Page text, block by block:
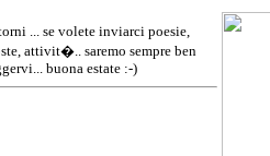
... se volete inviarci poesie,
attivit�.. saremo sempre ben
buona estate :-)